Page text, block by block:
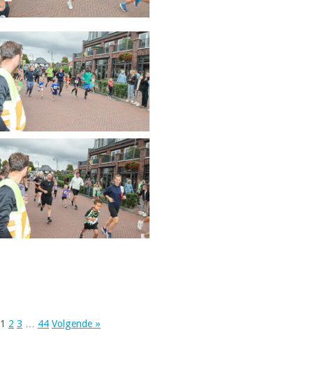
1 2 3 44 Volgende »